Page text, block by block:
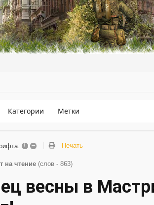
Категории Метки
+ – Печать
на чтение (слов - 863)
весны в